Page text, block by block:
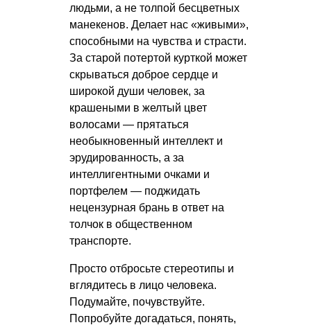
людьми, а не толпой бесцветных
манекенов. Делает нас «живыми»,
способными на чувства и страсти.
За старой потертой курткой может
скрываться доброе сердце и
широкой души человек, за
крашеными в желтый цвет
волосами — прятаться
необыкновенный интеллект и
эрудированность, а за
интеллигентными очками и
портфелем — поджидать
нецензурная брань в ответ на
толчок в общественном
транспорте.
Просто отбросьте стереотипы и
вглядитесь в лицо человека.
Подумайте, почувствуйте.
Попробуйте догадаться, понять,